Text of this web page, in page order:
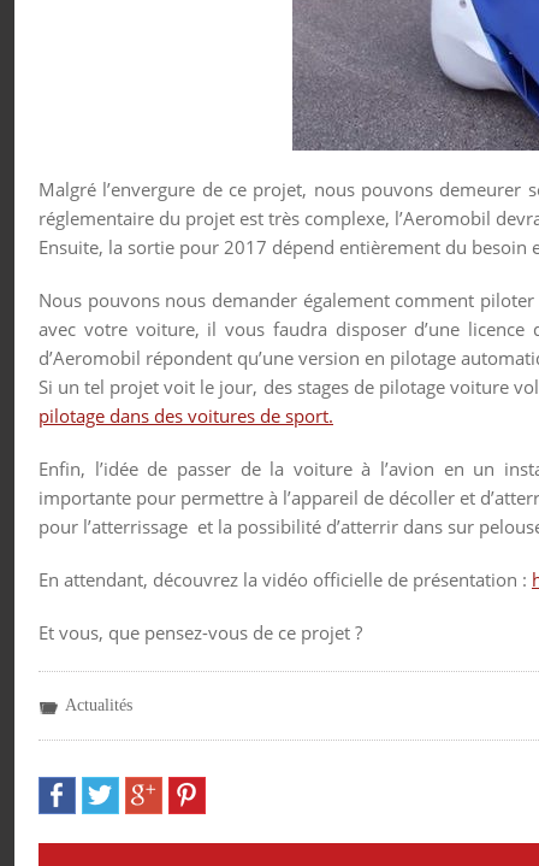
Malgré l’envergure de ce projet, nous pouvons demeurer
réglementaire du projet est très complexe, l’Aeromobil
Ensuite, la sortie pour 2017 dépend entièrement du
Nous pouvons nous demander également comment
avec votre voiture, il vous faudra disposer d’une
d’Aeromobil répondent qu’une version en pilotage
Si un tel projet voit le jour, des stages de pilotage voiture
pilotage dans des voitures de sport.
Enfin, l’idée de passer de la voiture à l’avion en un
importante pour permettre à l’appareil de décoller et
pour l’atterrissage et la possibilité d’atterrir dans sur
En attendant, découvrez la vidéo officielle de présentation :
Et vous, que pensez-vous de ce projet ?
Actualités